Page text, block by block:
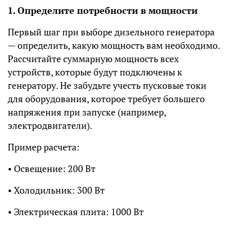
1. Определите потребности в мощности
Первый шаг при выборе дизельного генератора
— определить, какую мощность вам необходимо.
Рассчитайте суммарную мощность всех
устройств, которые будут подключены к
генератору. Не забудьте учесть пусковые токи
для оборудования, которое требует большего
напряжения при запуске (например,
электродвигатели).
Пример расчета:
• Освещение: 200 Вт
• Холодильник: 300 Вт
• Электрическая плита: 1000 Вт